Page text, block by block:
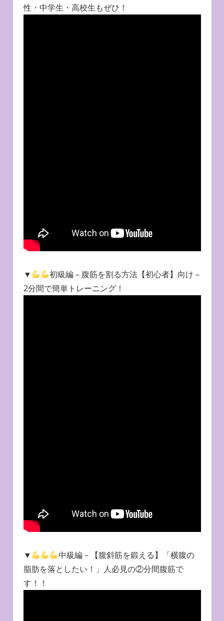
性・中学生・高校生もぜひ！
▼
初級編 – 腹筋を割る方法【初心者】向け –
2分間で簡単トレーニング！
▼
中級編 – 【腹斜筋を鍛える】「横腹の
脂肪を落としたい！」人必見の②分間腹筋で
す！！